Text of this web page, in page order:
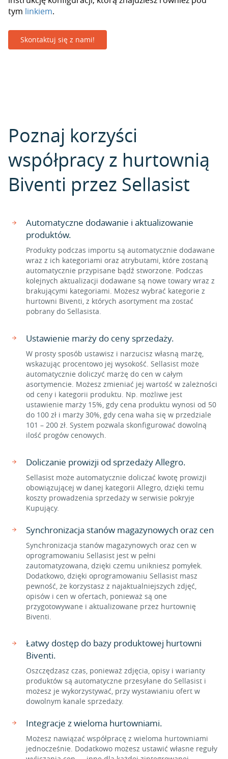
tym linkiem.
Skontaktuj się z nami!
Poznaj korzyści
współpracy z hurtownią
Biventi przez Sellasist
Automatyczne dodawanie i aktualizowanie
produktów.
Produkty podczas importu są automatycznie dodawane
wraz z ich kategoriami oraz atrybutami, które zostaną
automatycznie przypisane bądź stworzone. Podczas
kolejnych aktualizacji dodawane są nowe towary wraz z
brakującymi kategoriami. Możesz wybrać kategorie z
hurtowni Biventi, z których asortyment ma zostać
pobrany do Sellasista.
Ustawienie marży do ceny sprzedaży.
W prosty sposób ustawisz i narzucisz własną marżę,
wskazując procentowo jej wysokość. Sellasist może
automatycznie doliczyć marżę do cen w całym
asortymencie. Możesz zmieniać jej wartość w zależności
od ceny i kategorii produktu. Np. możliwe jest
ustawienie marży 15%, gdy cena produktu wynosi od 50
do 100 zł i marży 30%, gdy cena waha się w przedziale
101 – 200 zł. System pozwala skonfigurować dowolną
ilość progów cenowych.
Doliczanie prowizji od sprzedaży Allegro.
Sellasist może automatycznie doliczać kwotę prowizji
obowiązującej w danej kategorii Allegro, dzięki temu
koszty prowadzenia sprzedaży w serwisie pokryje
Kupujący.
Synchronizacja stanów magazynowych oraz cen
Synchronizacja stanów magazynowych oraz cen w
oprogramowaniu Sellasist jest w pełni
zautomatyzowana, dzięki czemu unikniesz pomyłek.
Dodatkowo, dzięki oprogramowaniu Sellasist masz
pewność, że korzystasz z najaktualniejszych zdjęć,
opisów i cen w ofertach, ponieważ są one
przygotowywane i aktualizowane przez hurtownię
Biventi.
Łatwy dostęp do bazy produktowej hurtowni
Biventi.
Oszczędzasz czas, ponieważ zdjęcia, opisy i warianty
produktów są automatyczne przesyłane do Sellasist i
możesz je wykorzystywać, przy wystawianiu ofert w
dowolnym kanale sprzedaży.
Integracje z wieloma hurtowniami.
Możesz nawiązać współpracę z wieloma hurtowniami
jednocześnie. Dodatkowo możesz ustawić własne reguły